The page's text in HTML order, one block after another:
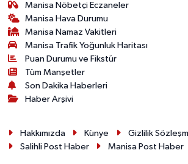
Manisa Nöbetçi Eczaneler
Manisa Hava Durumu
Manisa Namaz Vakitleri
Manisa Trafik Yoğunluk Haritası
Puan Durumu ve Fikstür
Tüm Manşetler
Son Dakika Haberleri
Haber Arşivi
Hakkımızda Künye Gizlilik
Salihli Post Haber
Manisa Post Haber